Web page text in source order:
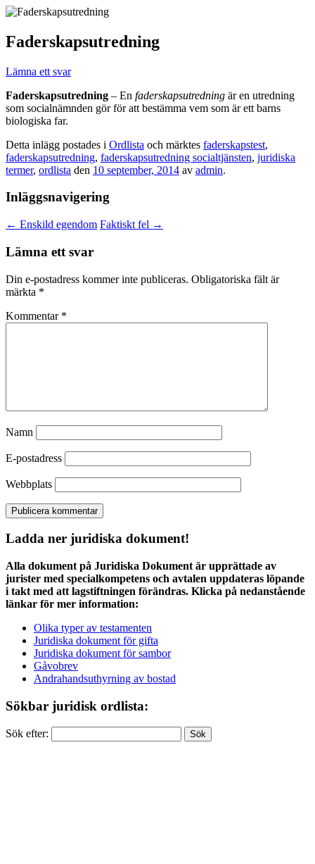
Faderskapsutredning
Lämna ett svar
Faderskapsutredning – En faderskapsutredning är en utredning
som socialnämnden gör för att bestämma vem som är ett barns
biologiska far.
Detta inlägg postades i Ordlista och märktes faderskapstest,
faderskapsutredning, faderskapsutredning socialtjänsten, juridiska
termer, ordlista den 10 september, 2014 av admin.
Inläggsnavigering
← Enskild egendom Faktiskt fel →
Lämna ett svar
Din e-postadress kommer inte publiceras. Obligatoriska fält är
märkta *
Kommentar *
Namn
E-postadress
Webbplats
Ladda ner juridiska dokument!
Alla dokument på Juridiska Dokument är upprättade av
jurister med specialkompetens och avtalen uppdateras löpande
i takt med att lagstiftningen förändras. Klicka på nedanstående
länkar för mer information:
Olika typer av testamenten
Juridiska dokument för gifta
Juridiska dokument för sambor
Gåvobrev
Andrahandsuthyrning av bostad
Sökbar juridisk ordlista:
Sök efter: